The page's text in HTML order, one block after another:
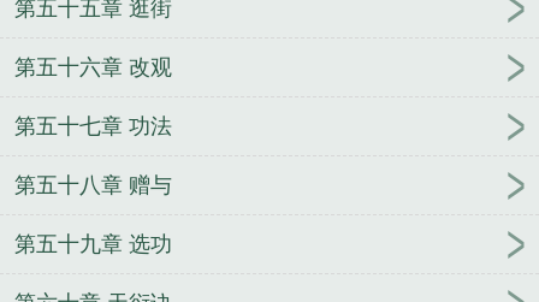
第五十五章 逛街
第五十六章 改观
第五十七章 功法
第五十八章 赠与
第五十九章 选功